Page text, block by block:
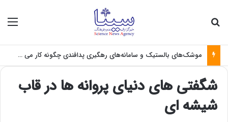
فاصله میان نخبگان و صنعت؛ چالش بزرگ تبدیل علم به فناوری
شگفتی های دنیای پروانه ها در قاب
شیشه ای